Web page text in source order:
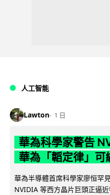
人工智能
Lawton 1 日
華為科學家警告
華為「韜定律」可
華為半導體首席科學家廖恒罕
NVIDIA 等西方晶片巨頭正逼